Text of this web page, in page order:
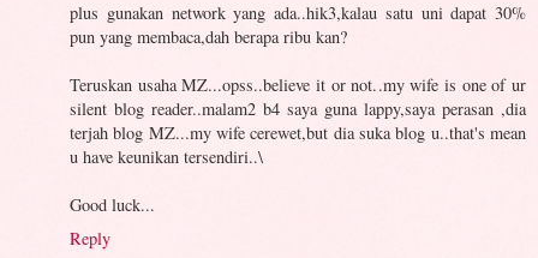
plus gunakan network yang ada..hik3,kalau satu uni dapat 30%
pun yang membaca,dah berapa ribu kan?
Teruskan usaha MZ...opss..believe it or not..my wife is one of ur
silent blog reader..malam2 b4 saya guna lappy,saya perasan ,dia
terjah blog MZ...my wife cerewet,but dia suka blog u..that's mean
u have keunikan tersendiri..\
Good luck...
Reply